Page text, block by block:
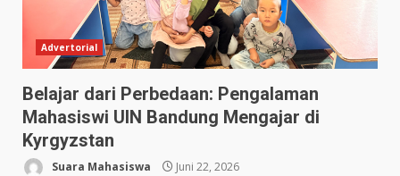
Advertorial
Belajar dari Perbedaan: Pengalaman
Mahasiswi UIN Bandung Mengajar di
Kyrgyzstan
Suara Mahasiswa Juni 22, 2026